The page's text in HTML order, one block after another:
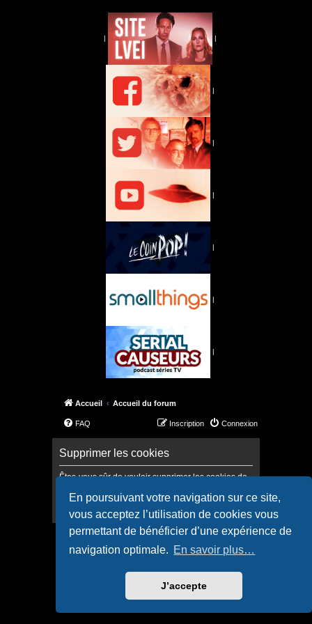
En poursuivant votre navigation sur ce site,
vous acceptez l’utilisation de cookies vous
permettant de bénéficier d’une expérience de
navigation optimale. En savoir plus…
J’accepte
| |
|
|
|
|
|
|
Accueil Accueil du forum
FAQ Connexion
Inscription
Supprimer les cookies
Êtes-vous sûr de vouloir supprimer les cookies de